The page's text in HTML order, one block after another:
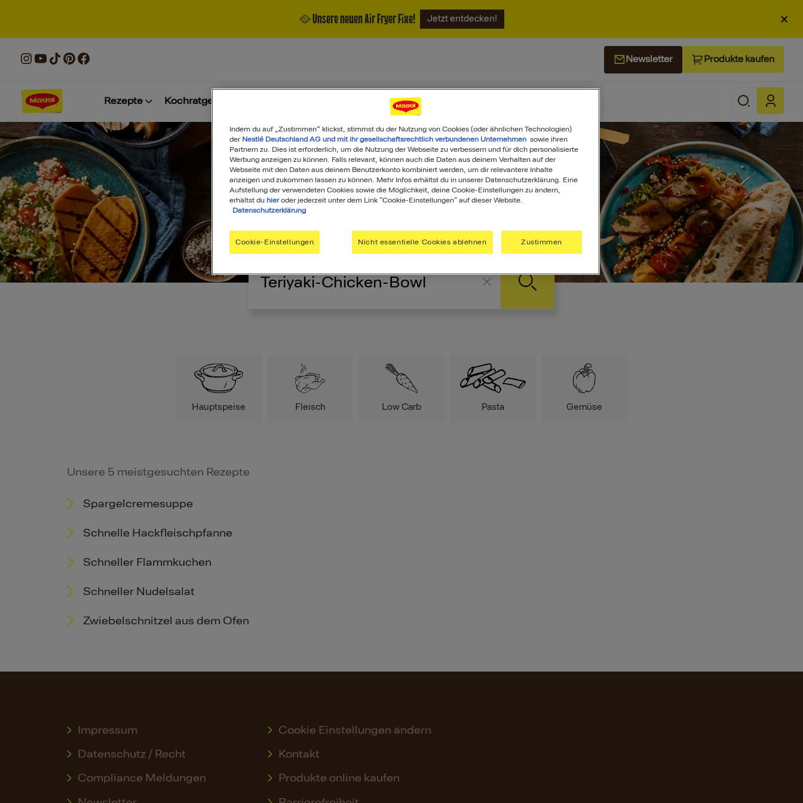
🥘 Unsere neuen Air Fryer Fixe! Jetzt entdecken! ×
Newsletter Produkte kaufen
Rezepte Kochratgeber Über uns
Was darf's heute sein?
Hauptspeise Fleisch Low Carb Pasta Gemüse
Unsere 5 meistgesuchten Rezepte
Spargelcremesuppe
Schnelle Hackfleischpfanne
Schneller Flammkuchen
Schneller Nudelsalat
Zwiebelschnitzel aus dem Ofen
Impressum
Datenschutz / Recht
Compliance Meldungen
Cookie Einstellungen ändern
Kontakt
Produkte online kaufen
Indem du auf „Zustimmen“ klickst, stimmst du der Nutzung von Cookies (oder ähnlichen Technologien)
der Nestlé Deutschland AG und mit ihr gesellschaftsrechtlich verbundenen Unternehmen sowie ihren
Partnern zu. Dies ist erforderlich, um die Nutzung der Webseite zu verbessern und für dich personalisierte
Werbung anzeigen zu können. Falls relevant, können auch die Daten aus deinem Verhalten auf der
Webseite mit den Daten aus deinem Benutzerkonto kombiniert werden, um dir relevantere Inhalte
anzeigen und zukommen lassen zu können. Mehr Infos erhältst du in unserer Datenschutzerklärung. Eine
Aufstellung der verwendeten Cookies sowie die Möglichkeit, deine Cookie-Einstellungen zu ändern,
erhältst du hieroder jederzeit unter dem Link "Cookie-Einstellungen" auf dieser Website.
Datenschutzerklärung
Cookie-Einstellungen Nicht essentielle Cookies ablehnen Zustimmen